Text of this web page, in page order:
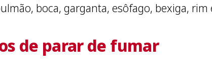
boca, garganta, esôfago, bexiga,
de parar de fumar